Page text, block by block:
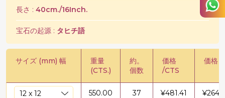
長さ : 40cm./16Inch.
宝石の起源 : タヒチ語
サイズ (mm) 幅
重量
(CTS.)
約。
個数
価格
/CTS
価格 /
550.00 37 ¥481.41 ¥